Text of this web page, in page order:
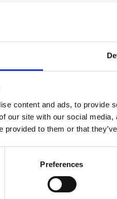
content and ads, to provide
our site with our social
provided to them or that
Preferences
ribs for easy installation.